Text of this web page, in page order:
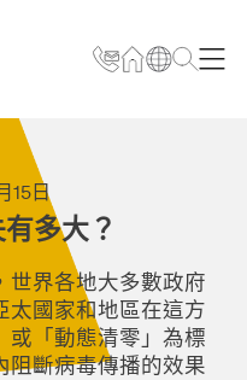
15日
多大？
世界各地大多數政府
太國家和地區在這方
或「動態清零」為標
阻斷病毒傳播的效果